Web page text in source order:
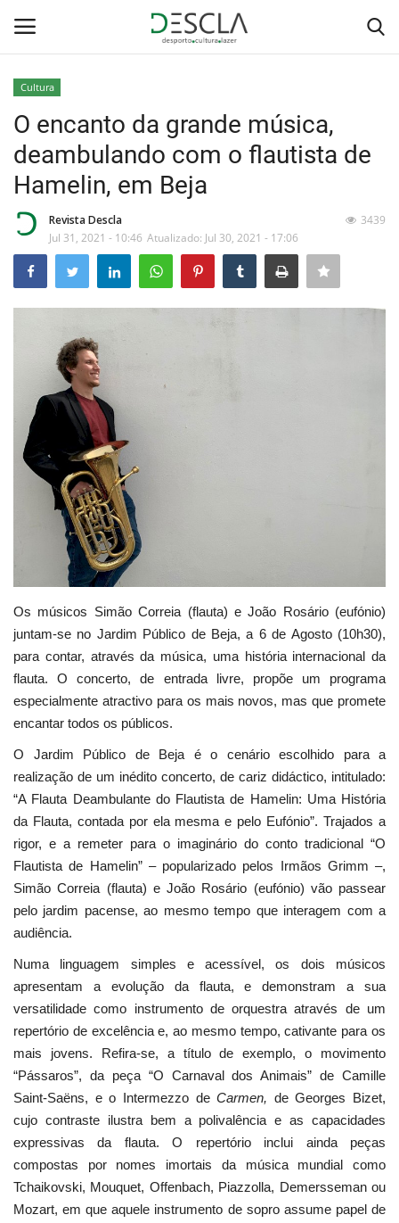
Home
Desporto
Sobre Nós
Educação
Estatuto Editorial
Saúde
Ficha técnica
Lazer
Ambiente
Cultura
O encanto da grande música,
deambulando com o flautista de
Hamelin, em Beja
Revista Descla
Jul 31, 2021 - 10:46 Atualizado: Jul 30, 2021 - 17:06
3439
Os músicos Simão Correia (flauta) e João Rosário (eufónio)
juntam-se no Jardim Público de Beja, a 6 de Agosto (10h30),
para contar, através da música, uma história internacional da
flauta. O concerto, de entrada livre, propõe um programa
especialmente atractivo para os mais novos, mas que promete
encantar todos os públicos.
O Jardim Público de Beja é o cenário escolhido para a
realização de um inédito concerto, de cariz didáctico, intitulado:
“A Flauta Deambulante do Flautista de Hamelin: Uma História
da Flauta, contada por ela mesma e pelo Eufónio”. Trajados a
rigor, e a remeter para o imaginário do conto tradicional “O
Flautista de Hamelin” – popularizado pelos Irmãos Grimm –,
Simão Correia (flauta) e João Rosário (eufónio) vão passear
pelo jardim pacense, ao mesmo tempo que interagem com a
audiência.
Numa linguagem simples e acessível, os dois músicos
apresentam a evolução da flauta, e demonstram a sua
versatilidade como instrumento de orquestra através de um
repertório de excelência e, ao mesmo tempo, cativante para os
mais jovens. Refira-se, a título de exemplo, o movimento
“Pássaros”, da peça “O Carnaval dos Animais” de Camille
Saint-Saëns, e o Intermezzo deCarmen, de Georges Bizet,
cujo contraste ilustra bem a polivalência e as capacidades
expressivas da flauta. O repertório inclui ainda peças
compostas por nomes imortais da música mundial como
Tchaikovski, Mouquet, Offenbach, Piazzolla, Demersseman ou
Mozart, em que aquele instrumento de sopro assume papel de